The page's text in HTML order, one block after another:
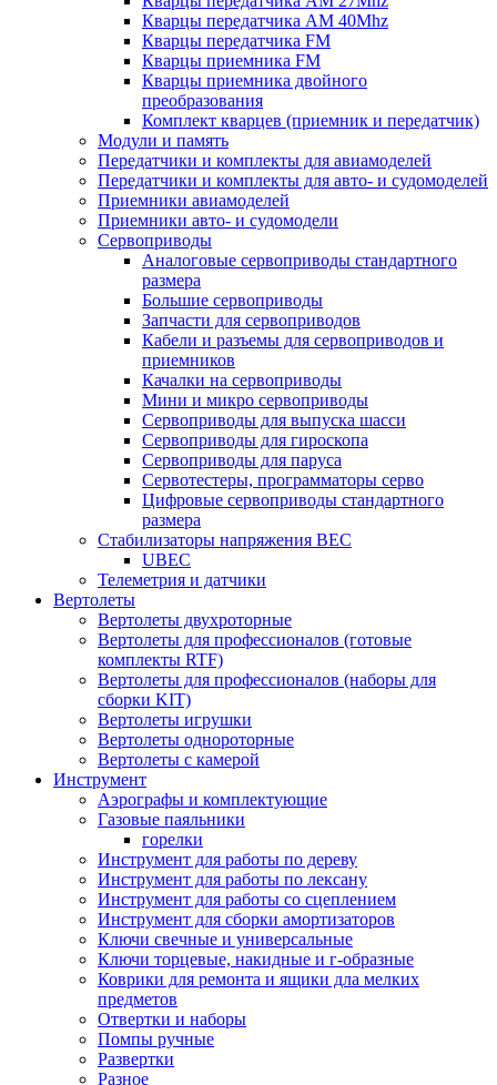
Кварцы передатчика AM 40Mhz
Кварцы передатчика FM
Кварцы приемника FM
Кварцы приемника двойного
преобразования
Комплект кварцев (приемник и передатчик)
Модули и память
Передатчики и комплекты для авиамоделей
Передатчики и комплекты для авто- и судомоделей
Приемники авиамоделей
Приемники авто- и судомодели
Сервоприводы
Аналоговые сервоприводы стандартного
размера
Большие сервоприводы
Запчасти для сервоприводов
Кабели и разъемы для сервоприводов и
приемников
Качалки на сервоприводы
Мини и микро сервоприводы
Сервоприводы для выпуска шасси
Сервоприводы для гироскопа
Сервоприводы для паруса
Сервотестеры, программаторы серво
Цифровые сервоприводы стандартного
размера
Стабилизаторы напряжения BEC
UBEC
Телеметрия и датчики
Вертолеты
Вертолеты двухроторные
Вертолеты для профессионалов (готовые
комплекты RTF)
Вертолеты для профессионалов (наборы для
сборки KIT)
Вертолеты игрушки
Вертолеты однороторные
Вертолеты с камерой
Инструмент
Аэрографы и комплектующие
Газовые паяльники
горелки
Инструмент для работы по дереву
Инструмент для работы по лексану
Инструмент для работы со сцеплением
Инструмент для сборки амортизаторов
Ключи свечные и универсальные
Ключи торцевые, накидные и г-образные
Коврики для ремонта и ящики дла мелких
предметов
Отвертки и наборы
Помпы ручные
Развертки
Разное